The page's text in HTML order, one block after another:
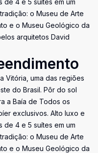
de 4 e 5 suítes em um
o Museu de Arte
e o Museu Geológico da
arquitetos David
Vitória, uma das regiões
do Brasil. Pôr do sol
a Baía de Todos os
exclusivos. Alto luxo e
de 4 e 5 suítes em um
o Museu de Arte
e o Museu Geológico da